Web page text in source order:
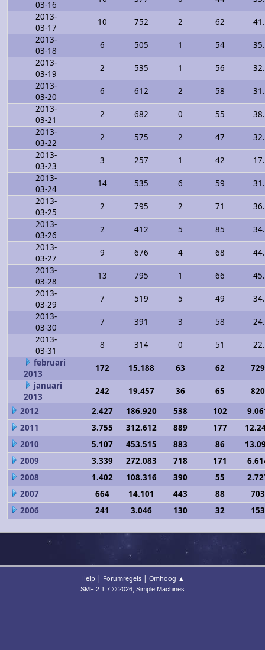
03-16
2013-
03-17
10 752 2 62
2013-
03-18
6 505 1 54
2013-
03-19
2 535 1 56
2013-
03-20
6 612 2 58
2013-
03-21
2 682 0 55
2013-
03-22
2 575 2 47
2013-
03-23
3 257 1 42
2013-
03-24
14 535 6 59
2013-
03-25
2 795 2 71
2013-
03-26
2 412 5 85
2013-
03-27
9 676 4 68
2013-
03-28
13 795 1 66
2013-
03-29
7 519 5 49
2013-
03-30
7 391 3 58
2013-
03-31
8 314 0 51
februari
2013
172 15.188 63 62
januari
2013
242 19.457 36 65
2012
2.427 186.920 538 102
2011
3.755 312.612 889 177
2010
5.107 453.515 883 86
2009
3.339 272.083 718 171
2008
1.402 108.316 390 55
2007
664 14.101 443 88
2006
241 3.046 130 32
Help | Forumregels| Omhoog ▲
SMF 2.1.7 © 2026, Simple Machines